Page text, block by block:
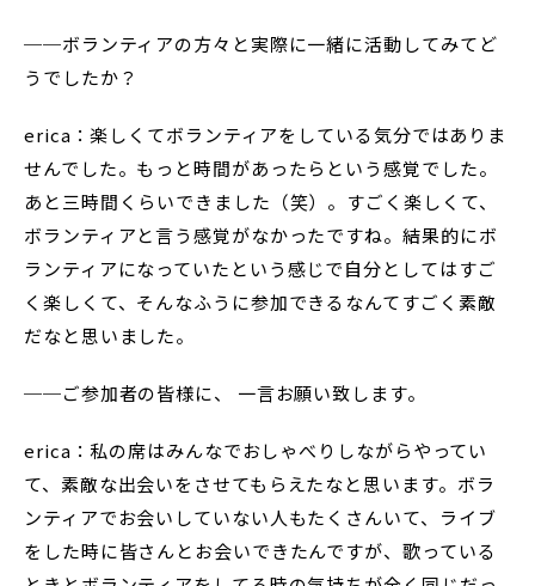
──ボランティアの方々と実際に一緒に活動してみてど
うでしたか？
erica：楽しくてボランティアをしている気分ではありま
せんでした。もっと時間があったらという感覚でした。
あと三時間くらいできました（笑）。すごく楽しくて、
ボランティアと言う感覚がなかったですね。結果的にボ
ランティアになっていたという感じで自分としてはすご
く楽しくて、そんなふうに参加できるなんてすごく素敵
だなと思いました。
──ご参加者の皆様に、 一言お願い致します。
erica：私の席はみんなでおしゃべりしながらやってい
て、素敵な出会いをさせてもらえたなと思います。ボラ
ンティアでお会いしていない人もたくさんいて、ライブ
をした時に皆さんとお会いできたんですが、歌っている